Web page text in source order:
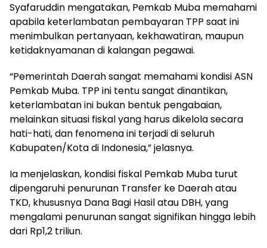
Syafaruddin mengatakan, Pemkab Muba memahami
apabila keterlambatan pembayaran TPP saat ini
menimbulkan pertanyaan, kekhawatiran, maupun
ketidaknyamanan di kalangan pegawai.
“Pemerintah Daerah sangat memahami kondisi ASN
Pemkab Muba. TPP ini tentu sangat dinantikan,
keterlambatan ini bukan bentuk pengabaian,
melainkan situasi fiskal yang harus dikelola secara
hati-hati, dan fenomena ini terjadi di seluruh
Kabupaten/Kota di Indonesia,” jelasnya.
Ia menjelaskan, kondisi fiskal Pemkab Muba turut
dipengaruhi penurunan Transfer ke Daerah atau
TKD, khususnya Dana Bagi Hasil atau DBH, yang
mengalami penurunan sangat signifikan hingga lebih
dari Rp1,2 triliun.